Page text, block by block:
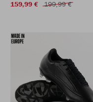
159,99 €
199,99 €